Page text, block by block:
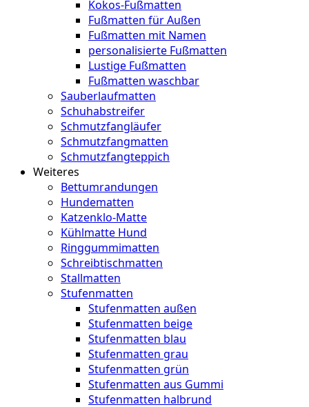
Kokos-Fußmatten
Fußmatten für Außen
Fußmatten mit Namen
personalisierte Fußmatten
Lustige Fußmatten
Fußmatten waschbar
Sauberlaufmatten
Schuhabstreifer
Schmutzfangläufer
Schmutzfangmatten
Schmutzfangteppich
Weiteres
Bettumrandungen
Hundematten
Katzenklo-Matte
Kühlmatte Hund
Ringgummimatten
Schreibtischmatten
Stallmatten
Stufenmatten
Stufenmatten außen
Stufenmatten beige
Stufenmatten blau
Stufenmatten grau
Stufenmatten grün
Stufenmatten aus Gummi
Stufenmatten halbrund